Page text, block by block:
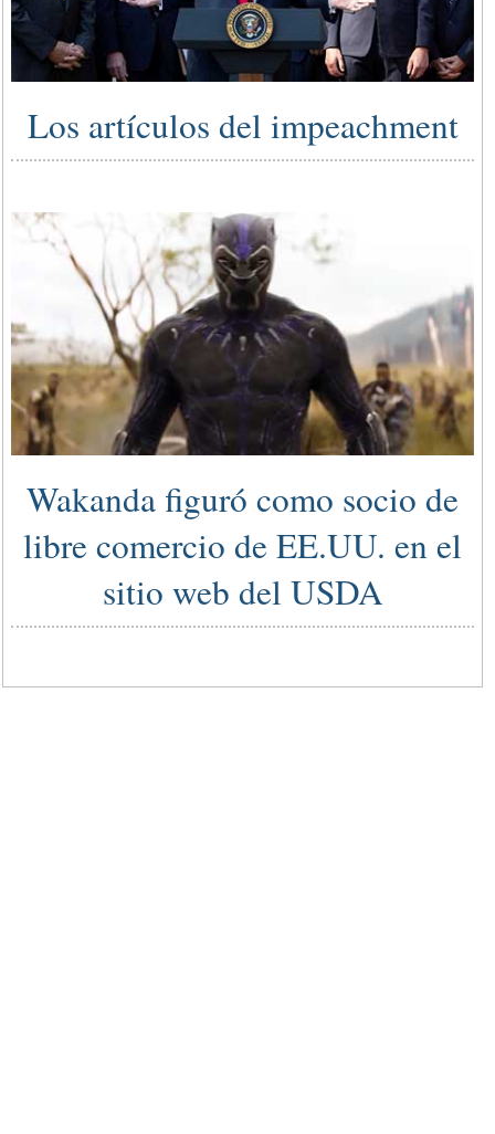
Los artículos del impeachment
Wakanda figuró como socio de
libre comercio de EE.UU. en el
sitio web del USDA